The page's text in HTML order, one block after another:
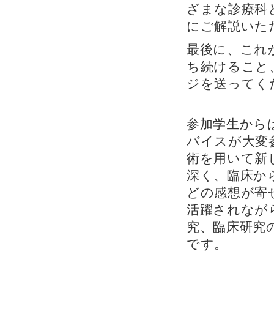
ざまな診療科
にご解説いた
最後に、これ
ち続けるこ
ジを送って
参加学生から
バイスが大変
術を用いて新
深く、臨床か
どの感想が寄
活躍されなが
究、臨床研究
です。